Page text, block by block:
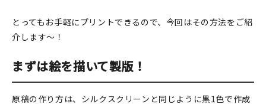
台湾グッズ
在庫限り
とってもお手軽にプリントできるので、今回はその方法をご紹
介します～！
まずは絵を描いて製版！
原稿の作り方は、シルクスクリーンと同じように黒1色で作成